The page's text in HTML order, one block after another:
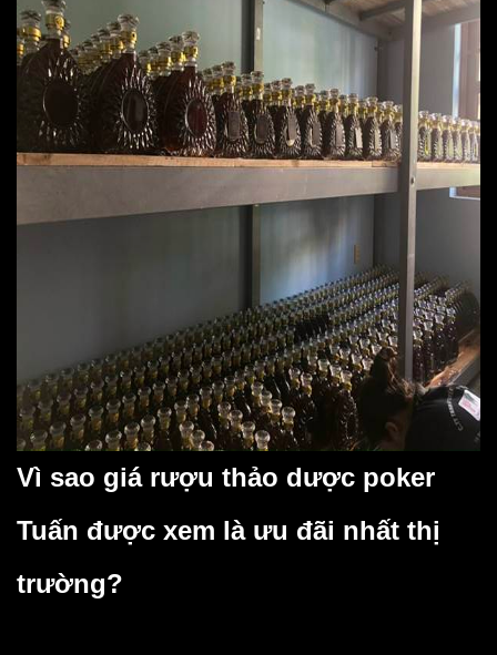
Vì sao giá rượu thảo dược poker
Tuấn được xem là ưu đãi nhất thị
trường?